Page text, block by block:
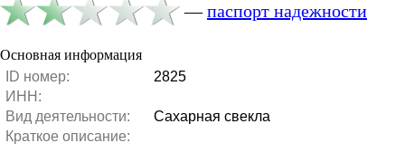
—паспорт надежности
Основная информация
ID номер:
2825
ИНН:
Вид деятельности:
Сахарная свекла
Краткое описание: